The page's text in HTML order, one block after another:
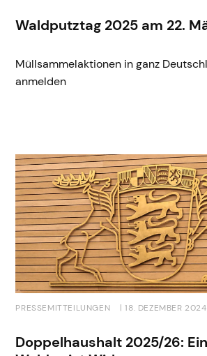
Waldputztag 2025 am 22.
Müllsammelaktionen in ganz
anmelden
PRESSEMITTEILUNGEN | 18. DEZEMBER 2024
Doppelhaushalt 2025/26: